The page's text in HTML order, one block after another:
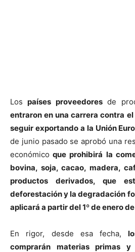
Los países proveedores de
entraron en una carrera contra
seguir exportando a la Unión
de junio pasado se aprobó una
económico que prohibirá la
bovina, soja, cacao, madera,
productos derivados, que
deforestación y la degradación
aplicará a partir del 1º de enero
En rigor, desde esa fecha,
comprarán materias primas y